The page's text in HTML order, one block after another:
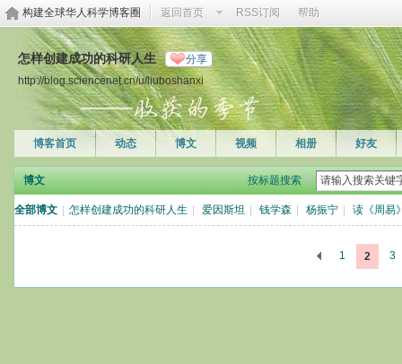
构建全球华人科学博客圈 返回首页 RSS订阅 帮助
怎样创建成功的科研人生 分享
http://blog.sciencenet.cn/u/liuboshanxi
博客首页 动态 博文 视频 相册 好友
博文 按标题搜索
全部博文 怎样创建成功的科研人生 爱因斯坦 钱学森 杨振宁 读《周易
1 2 3